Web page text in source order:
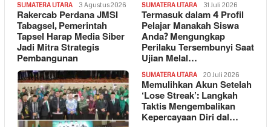
SUMATERA UTARA 3 Agustus 2026
Rakercab Perdana JMSI
Tabagsel, Pemerintah
Tapsel Harap Media Siber
Jadi Mitra Strategis
Pembangunan
SUMATERA UTARA 31 Juli 2026
Termasuk dalam 4 Profil
Pelajar Manakah Siswa
Anda? Mengungkap
Perilaku Tersembunyi Saat
Ujian Melal…
SUMATERA UTARA 20 Juli 2026
Memulihkan Akun Setelah
‘Lose Streak’: Langkah
Taktis Mengembalikan
Kepercayaan Diri dal…